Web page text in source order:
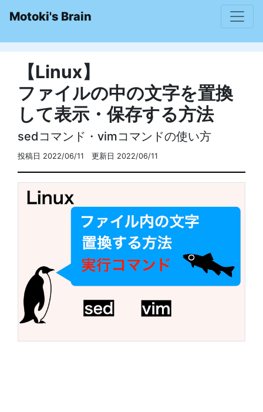
Motoki's Brain
【Linux】
ファイルの中の文字を置換
して表示・保存する方法
sedコマンド・vimコマンドの使い方
投稿日 2022/06/11 更新日 2022/06/11